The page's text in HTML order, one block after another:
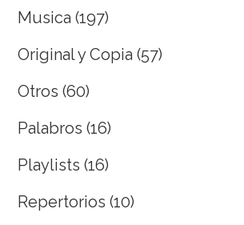
Musica (197)
Original y Copia (57)
Otros (60)
Palabros (16)
Playlists (16)
Repertorios (10)